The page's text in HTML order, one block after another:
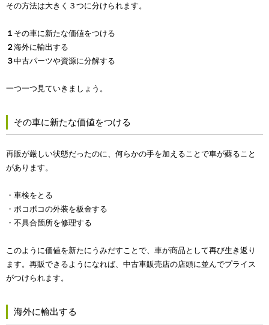
その方法は大きく３つに分けられます。
１ その車に新たな価値をつける
２海外に輸出する
３中古パーツや資源に分解する
一つ一つ見ていきましょう。
その車に新たな価値をつける
再販が厳しい状態だったのに、何らかの手を加えることで車が蘇ること
があります。
・車検をとる
・ボコボコの外装を板金する
・不具合箇所を修理する
このように価値を新たにうみだすことで、車が商品として再び生き返り
ます。再販できるようになれば、中古車販売店の店頭に並んでプライス
がつけられます。
海外に輸出する